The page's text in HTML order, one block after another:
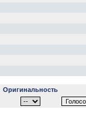
Оригинальность